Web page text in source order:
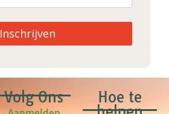
Inschrijven
Volg Ons
Hoe te